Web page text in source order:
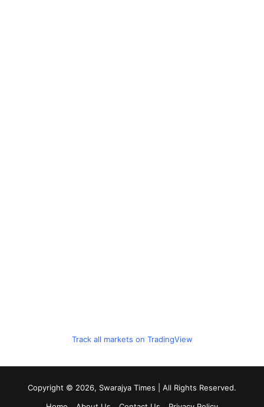
Track all markets on TradingView
Copyright © 2026, Swarajya Times | All Rights Reserved.